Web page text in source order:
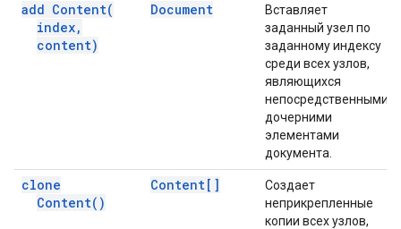
add Content(
index,
content)
Document
Вставляет
заданный узел по
заданному индексу
среди всех узлов,
являющихся
непосредственными
дочерними
элементами
документа.
clone
Content( )
Content[]
Создает
неприкрепленные
копии всех узлов,